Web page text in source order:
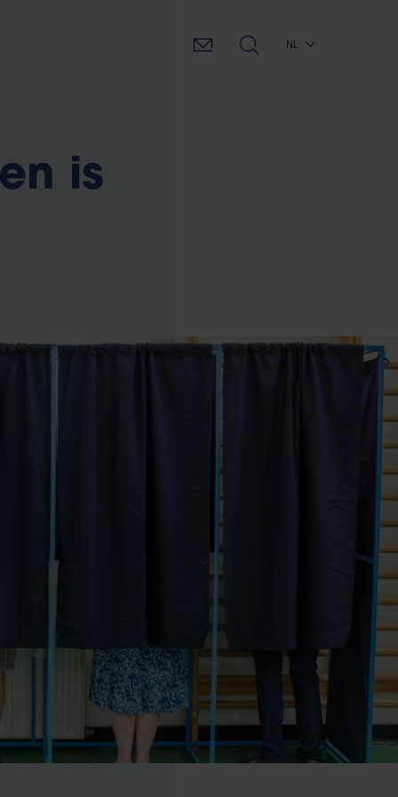
NL
is